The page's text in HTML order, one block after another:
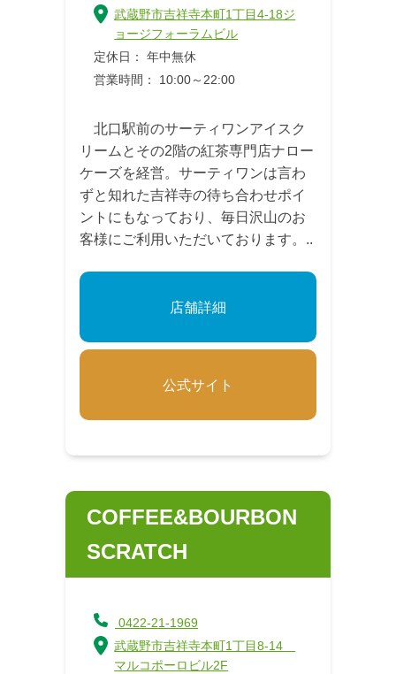
武蔵野市吉祥寺本町1丁目4-18ジ
ョージフォーラムビル
定休日： 年中無休
営業時間： 10:00～22:00
北口駅前のサーティワンアイスク
リームとその2階の紅茶専門店ナロー
ケーズを経営。サーティワンは言わ
ずと知れた吉祥寺の待ち合わせポイ
ントにもなっており、毎日沢山のお
客様にご利用いただいております。..
店舗詳細
公式サイト
COFFEE&BOURBON
SCRATCH
0422-21-1969
武蔵野市吉祥寺本町1丁目8-14
マルコポーロビル2F